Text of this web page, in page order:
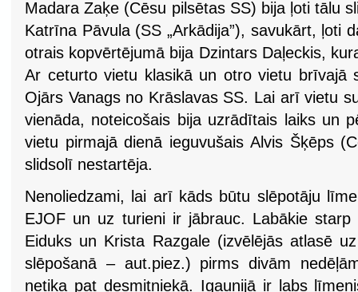
Madara Zaķe (Cēsu pilsētas SS) bija ļoti tālu
Katrīna Pāvula (SS „Arkādija”), savukārt, ļoti
otrais kopvērtējumā bija Dzintars Daļeckis,
Ar ceturto vietu klasikā un otro vietu brīvajā
Ojārs Vanags no Krāslavas SS. Lai arī vietu
vienāda, noteicošais bija uzrādītais laiks un
vietu pirmajā dienā ieguvušais Alvis Šķēps
slidsolī nestartēja.
Nenoliedzami, lai arī kāds būtu slēpotāju
EJOF un uz turieni ir jābrauc. Labākie starp
Eiduks un Krista Razgale (izvēlējās atlasē
slēpošanā – aut.piez.) pirms divām
netika pat desmitniekā. Igaunijā ir labs